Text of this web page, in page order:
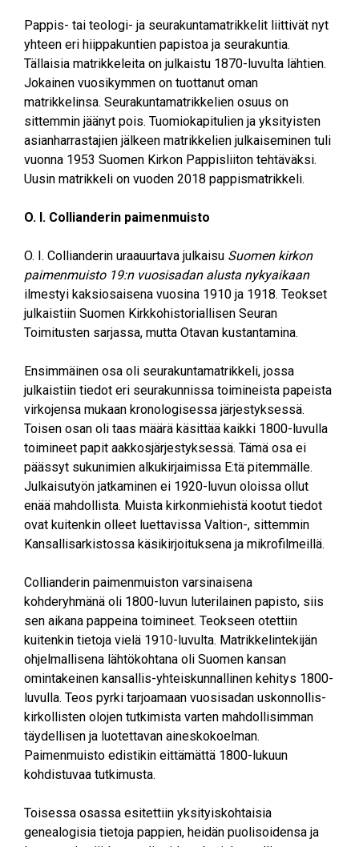
Pappis- tai teologi- ja seurakuntamatrikkelit liittivät nyt
yhteen eri hiippakuntien papistoa ja seurakuntia.
Tällaisia matrikkeleita on julkaistu 1870-luvulta lähtien.
Jokainen vuosikymmen on tuottanut oman
matrikkelinsa. Seurakuntamatrikkelien osuus on
sittemmin jäänyt pois. Tuomiokapitulien ja yksityisten
asianharrastajien jälkeen matrikkelien julkaiseminen tuli
vuonna 1953 Suomen Kirkon Pappisliiton tehtäväksi.
Uusin matrikkeli on vuoden 2018 pappismatrikkeli.
O. I. Collianderin paimenmuisto
O. I. Collianderin uraauurtava julkaisu Suomen kirkon
paimenmuisto 19:n vuosisadan alusta nykyaikaan
ilmestyi kaksiosaisena vuosina 1910 ja 1918. Teokset
julkaistiin Suomen Kirkkohistoriallisen Seuran
Toimitusten sarjassa, mutta Otavan kustantamina.
Ensimmäinen osa oli seurakuntamatrikkeli, jossa
julkaistiin tiedot eri seurakunnissa toimineista papeista
virkojensa mukaan kronologisessa järjestyksessä.
Toisen osan oli taas määrä käsittää kaikki 1800-luvulla
toimineet papit aakkosjärjestyksessä. Tämä osa ei
päässyt sukunimien alkukirjaimissa E:tä pitemmälle.
Julkaisutyön jatkaminen ei 1920-luvun oloissa ollut
enää mahdollista. Muista kirkonmiehistä kootut tiedot
ovat kuitenkin olleet luettavissa Valtion-, sittemmin
Kansallisarkistossa käsikirjoituksena ja mikrofilmeillä.
Collianderin paimenmuiston varsinaisena
kohderyhmänä oli 1800-luvun luterilainen papisto, siis
sen aikana pappeina toimineet. Teokseen otettiin
kuitenkin tietoja vielä 1910-luvulta. Matrikkelintekijän
ohjelmallisena lähtökohtana oli Suomen kansan
omintakeinen kansallis-yhteiskunnallinen kehitys 1800-
luvulla. Teos pyrki tarjoamaan vuosisadan uskonnollis-
kirkollisten olojen tutkimista varten mahdollisimman
täydellisen ja luotettavan aineskokoelman.
Paimenmuisto edistikin eittämättä 1800-lukuun
kohdistuvaa tutkimusta.
Toisessa osassa esitettiin yksityiskohtaisia
genealogisia tietoja pappien, heidän puolisoidensa ja